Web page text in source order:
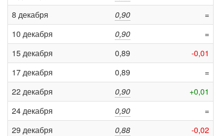
8 декабря
0,90
=
10 декабря
0,90
=
15 декабря
0,89
-0,01
17 декабря
0,89
=
22 декабря
0,90
+0,01
24 декабря
0,90
=
29 декабря
0,88 -0,02